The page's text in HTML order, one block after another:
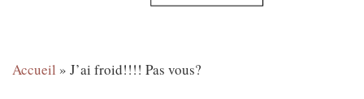
Accueil » J’ai froid!!!! Pas vous?